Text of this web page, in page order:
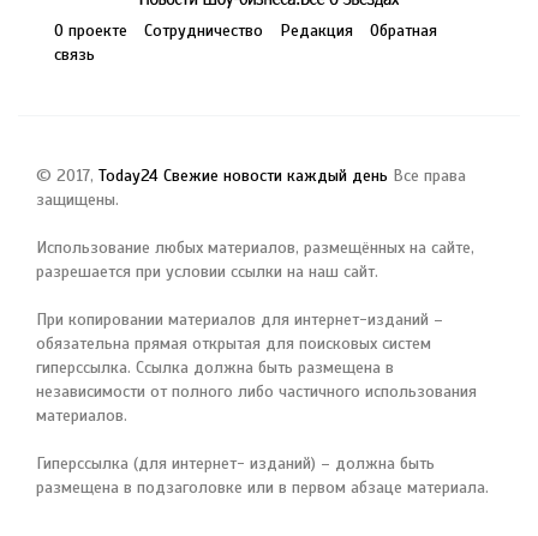
О проекте Сотрудничество Редакция
Обратная
связь
© 2017, Today24 Свежие новости каждый день Все права
защищены.
Использование любых материалов, размещённых на сайте,
разрешается при условии ссылки на наш сайт.
При копировании материалов для интернет-изданий –
обязательна прямая открытая для поисковых систем
гиперссылка. Ссылка должна быть размещена в
независимости от полного либо частичного использования
материалов.
Гиперссылка (для интернет- изданий) – должна быть
размещена в подзаголовке или в первом абзаце материала.